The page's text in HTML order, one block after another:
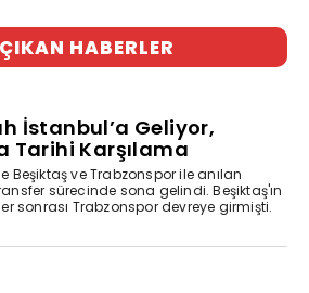
HABERLER
İstanbul’a Geliyor,
Tarihi Karşılama
Beşiktaş ve Trabzonspor ile anılan
sürecinde sona gelindi. Beşiktaş'ın
sonrası Trabzonspor devreye girmişti.